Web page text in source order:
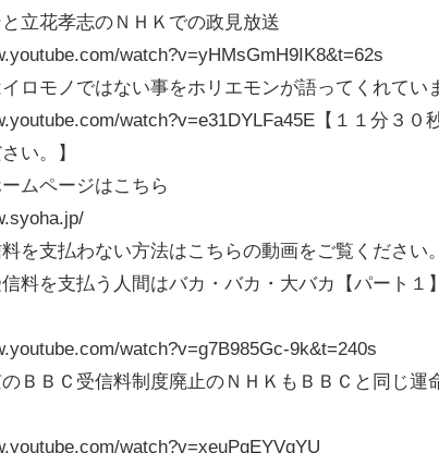
立花孝志のＮＨＫでの政見放送
watch?v=yHMsGmH9IK8&t=62s
ロモノではない事をホリエモンが語ってくれてい
watch?v=e31DYLFa45E【１１分３０
い。】
ムページはこちら
を支払わない方法はこちらの動画をご覧ください。
信料を支払う人間はバカ・バカ・大バカ【パート１
watch?v=g7B985Gc-9k&t=240s
ＢＢＣ受信料制度廃止のＮＨＫもＢＢＣと同じ運
watch?v=xeuPqEYVgYU